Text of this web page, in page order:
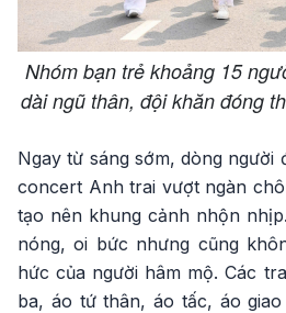
Nhóm bạn trẻ khoảng 15
dài ngũ thân, đội khăn đóng
Ngay từ sáng sớm, dòng người
concert Anh trai vượt ngàn
tạo nên khung cảnh nhộn
nóng, oi bức nhưng cũng
hức của người hâm mộ. Các
ba, áo tứ thân, áo tấc, áo